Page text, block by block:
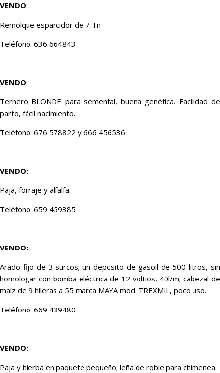
VENDO:
Remolque esparcidor de 7 Tn
Teléfono: 636 664843
VENDO:
Ternero BLONDE para semental, buena genética. Facilidad de
parto, fácil nacimiento.
Teléfono: 676 578822 y 666 456536
VENDO:
Paja, forraje y alfalfa.
Teléfono: 659 459385
VENDO:
Arado fijo de 3 surcos; un deposito de gasoil de 500 litros, sin
homologar con bomba eléctrica de 12 voltios, 40l/m; cabezal de
maíz de 9 hileras a 55 marca MAYA mod. TREXMIL, poco uso.
Teléfono: 669 439480
VENDO:
Paja y hierba en paquete pequeño; leña de roble para chimenea